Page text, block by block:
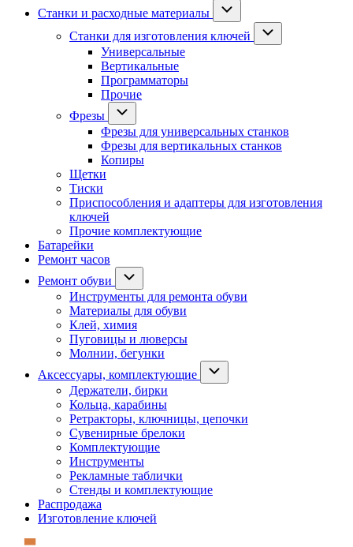
Станки и расходные материалы
Станки для изготовления ключей
Универсальные
Вертикальные
Программаторы
Прочие
Фрезы
Фрезы для универсальных станков
Фрезы для вертикальных станков
Копиры
Щетки
Тиски
Приспособления и адаптеры для изготовления
ключей
Прочие комплектующие
Батарейки
Ремонт часов
Ремонт обуви
Инструменты для ремонта обуви
Материалы для обуви
Клей, химия
Пуговицы и люверсы
Молнии, бегунки
Аксессуары, комплектующие
Держатели, бирки
Кольца, карабины
Ретракторы, ключницы, цепочки
Сувенирные брелоки
Комплектующие
Инструменты
Рекламные таблички
Стенды и комплектующие
Распродажа
Изготовление ключей